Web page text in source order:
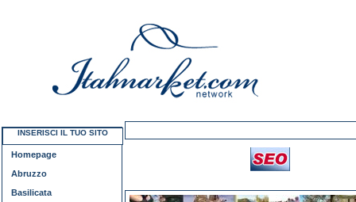
INSERISCI IL TUO SITO
Homepage
Abruzzo
Basilicata